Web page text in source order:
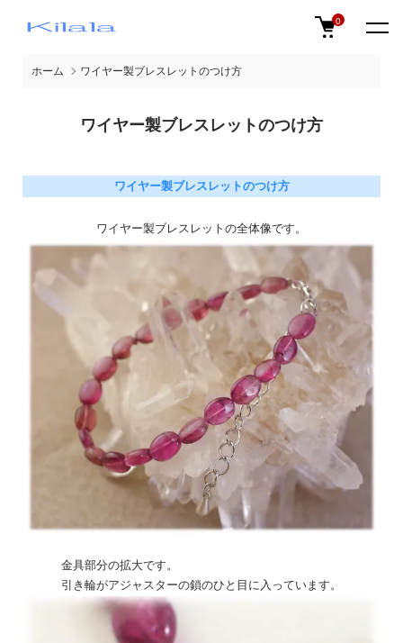
0
ホーム ワイヤー製ブレスレットのつけ方
ワイヤー製ブレスレットのつけ方
ワイヤー製ブレスレットのつけ方
ワイヤー製ブレスレットの全体像です。
金具部分の拡大です。
引き輪がアジャスターの鎖のひと目に入っています。